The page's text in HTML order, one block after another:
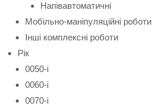
Напівавтоматичні
Мобільно-маніпуляційні роботи
Інші комплексні роботи
Рік
0050-і
0060-і
0070-і